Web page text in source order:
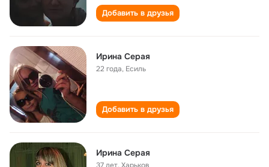
Добавить в друзья
Ирина Серая
22 года, Есиль
Добавить в друзья
Ирина Серая